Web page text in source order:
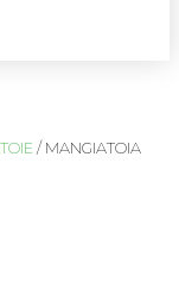
/ MANGIATOIA